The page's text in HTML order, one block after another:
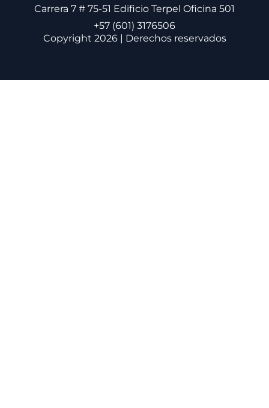
Carrera 7 # 75-51 Edificio Terpel Oficina 501
+57 (601) 3176506
Copyright 2026 | Derechos reservados